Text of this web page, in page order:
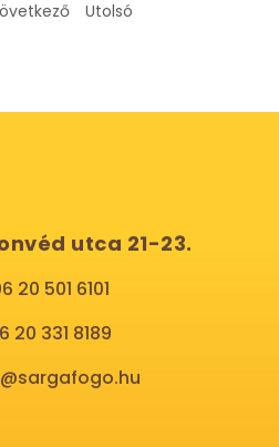
Utolsó
utca 21-23.
20 501 6101
20 331 8189